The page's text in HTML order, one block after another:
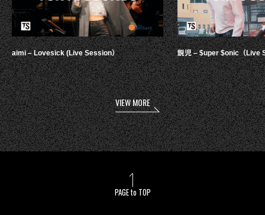
aimi – Lovesick (Live Session） 鋭児 – $uper $onic（Live
VIEW MORE
PAGE to TOP